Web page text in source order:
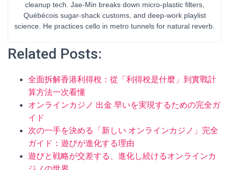
cleanup tech. Jae-Min breaks down micro-plastic filters,
Québécois sugar-shack customs, and deep-work playlist
science. He practices cello in metro tunnels for natural reverb.
Related Posts:
全面拆解香港利得稅：從「利得稅是什麼」到實戰計
算方法一次看懂
オンラインカジノ 出金 早いを実現するための完全ガ
イド
次の一手を決める「新しい オンラインカジノ」完全
ガイド：遊びが進化する理由
遊びと戦略が交差する、進化し続けるオンラインカ